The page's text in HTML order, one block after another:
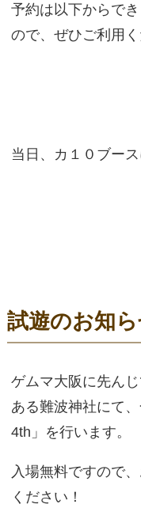
予約は以下からで
ので、ぜひご利用く
当日、カ１０ブー
試遊のお知
ゲムマ大阪に先ん
ある難波神社にて
4th」を行います。
入場無料ですので
ください！